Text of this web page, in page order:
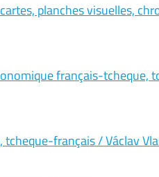
planches visuelles,
français-tcheque,
français / Václav